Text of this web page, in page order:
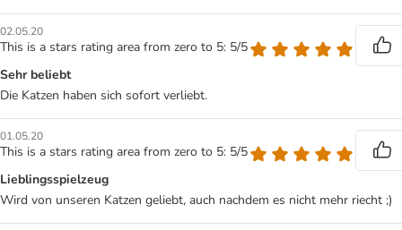
02.05.20
This is a stars rating area from zero to 5: 5/5
Sehr beliebt
Die Katzen haben sich sofort verliebt.
01.05.20
This is a stars rating area from zero to 5: 5/5
Lieblingsspielzeug
Wird von unseren Katzen geliebt, auch nachdem es nicht mehr riecht ;)